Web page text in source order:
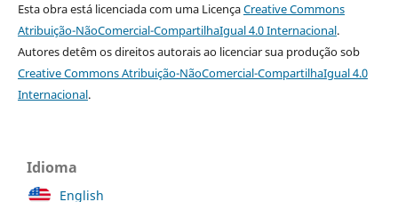
Esta obra está licenciada com uma LicençaCreative Commons
Atribuição-NãoComercial-CompartilhaIgual 4.0 Internacional.
Autores detêm os direitos autorais ao licenciar sua produção sob
Creative Commons Atribuição-NãoComercial-CompartilhaIgual 4.0
Internacional.
Idioma
English